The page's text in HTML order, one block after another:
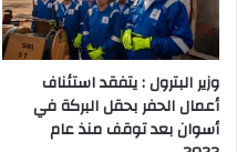
وزير البترول : يتفقد استئناف
أعمال الحفر بحقل البركة في
أسوان بعد توقف منذ عام